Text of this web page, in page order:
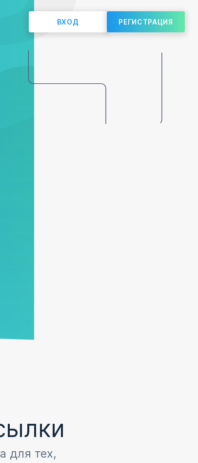
ВХОД РЕГИСТРАЦИЯ
для тех,